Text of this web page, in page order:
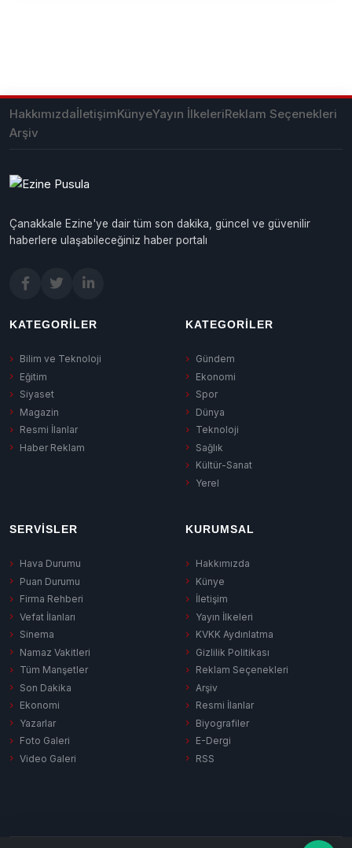
HakkımızdaİletişimKünyeYayın İlkeleriReklam Seçenekleri
Arşiv
Çanakkale Ezine'ye dair tüm son dakika, güncel ve güvenilir
haberlere ulaşabileceğiniz haber portalı
KATEGORILER
Bilim ve Teknoloji
Eğitim
Siyaset
Magazin
Resmi İlanlar
Haber Reklam
KATEGORILER
Gündem
Ekonomi
Spor
Dünya
Teknoloji
Sağlık
Kültür-Sanat
Yerel
SERVISLER
Hava Durumu
Puan Durumu
Firma Rehberi
Vefat İlanları
Sinema
Namaz Vakitleri
Tüm Manşetler
Son Dakika
Ekonomi
Yazarlar
Foto Galeri
Video Galeri
KURUMSAL
Hakkımızda
Künye
İletişim
Yayın İlkeleri
KVKK Aydınlatma
Gizlilik Politikası
Reklam Seçenekleri
Arşiv
Resmi İlanlar
Biyografiler
E-Dergi
RSS